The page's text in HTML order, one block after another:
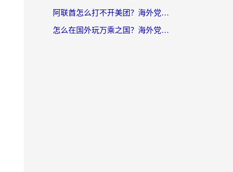
阿联酋怎么打不开美团？海外党必备：3步解决回国追剧、看球、刷B站的全部烦恼
怎么在国外玩万乘之国？海外党亲测：突破限制的3个实用技巧